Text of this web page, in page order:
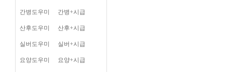
간병도우미 간병+시급
산후도우미 산후+시급
실버도우미 실버+시급
요양도우미 요양+시급